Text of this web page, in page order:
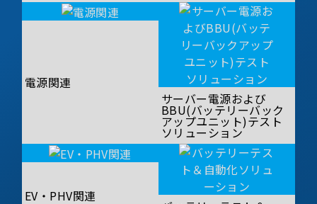
電源関連
サーバー電源および
BBU(バッテリーバック
アップユニット)テスト
ソリューション
EV・PHV関連